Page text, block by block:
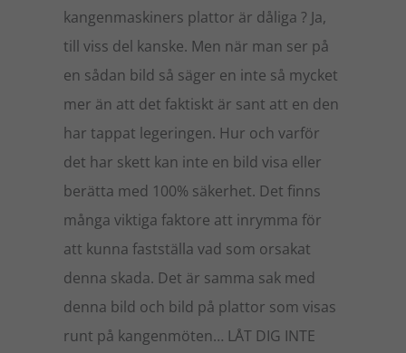
kangenmaskiners plattor är dåliga ? Ja,
till viss del kanske. Men när man ser på
en sådan bild så säger en inte så mycket
mer än att det faktiskt är sant att en den
har tappat legeringen. Hur och varför
det har skett kan inte en bild visa eller
berätta med 100% säkerhet. Det finns
många viktiga faktore att inrymma för
att kunna fastställa vad som orsakat
denna skada. Det är samma sak med
denna bild och bild på plattor som visas
runt på kangenmöten… LÅT DIG INTE